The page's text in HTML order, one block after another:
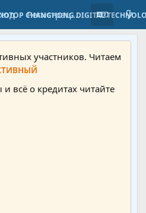
CHANGHONG DIGITAL
Регистрация
участников. Читаем
всё о кредитах читайте